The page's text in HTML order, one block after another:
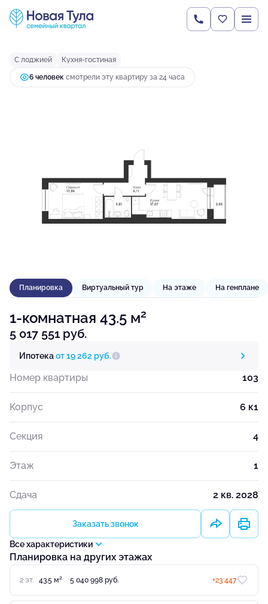
1-комнатная43.5 м 5 017 551 руб.
Ипотекаот 19 262 руб.
С лоджией Кухня-гостиная
6 человек смотрели эту квартиру за 24 часа
Планировка Виртуальный тур На этаже На генплане
1-комнатная 43.5 м2
5 017 551 руб.
Ипотекаот 19 262 руб.
Номер квартиры 103
Корпус 6 к1
Секция 4
Этаж 1
Сдача 2 кв. 2028
Заказать звонок
Все характеристики
Планировка на других этажах
2 эт. 43.5 м2 5 040 998 руб. +23 447